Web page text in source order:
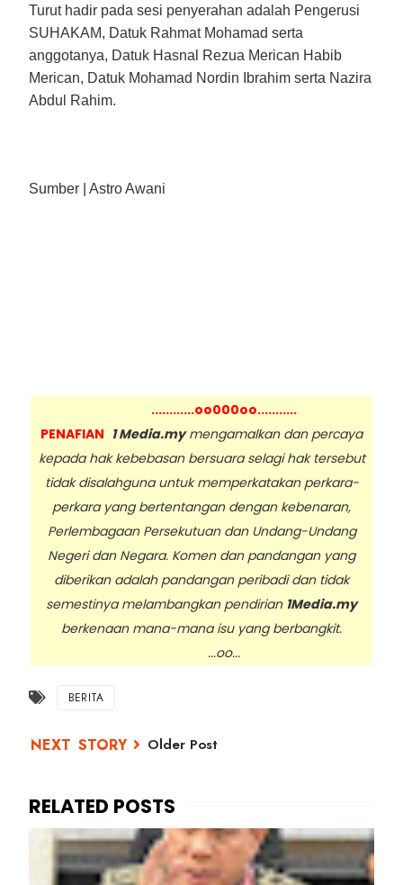
Turut hadir pada sesi penyerahan adalah Pengerusi
SUHAKAM, Datuk Rahmat Mohamad serta
anggotanya, Datuk Hasnal Rezua Merican Habib
Merican, Datuk Mohamad Nordin Ibrahim serta Nazira
Abdul Rahim.
Sumber | Astro Awani
............oo000oo...........
PENAFIAN 1 Media.mymengamalkan dan percaya
kepada hak kebebasan bersuara selagi hak tersebut
tidak disalahguna untuk memperkatakan perkara-
perkara yang bertentangan dengan kebenaran,
Perlembagaan Persekutuan dan Undang-Undang
Negeri dan Negara. Komen dan pandangan yang
diberikan adalah pandangan peribadi dan tidak
semestinya melambangkan pendirian 1Media.my
berkenaan mana-mana isu yang berbangkit.
...oo...
BERITA
Older Post